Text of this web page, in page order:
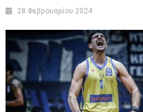
28 Φεβρουαρίου 2024